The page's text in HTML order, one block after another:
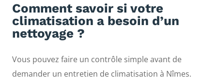
Comment savoir si votre
climatisation a besoin d’un
nettoyage ?
Vous pouvez faire un contrôle simple avant de
demander un entretien de climatisation à Nîmes.